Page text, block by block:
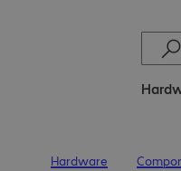
Hardware